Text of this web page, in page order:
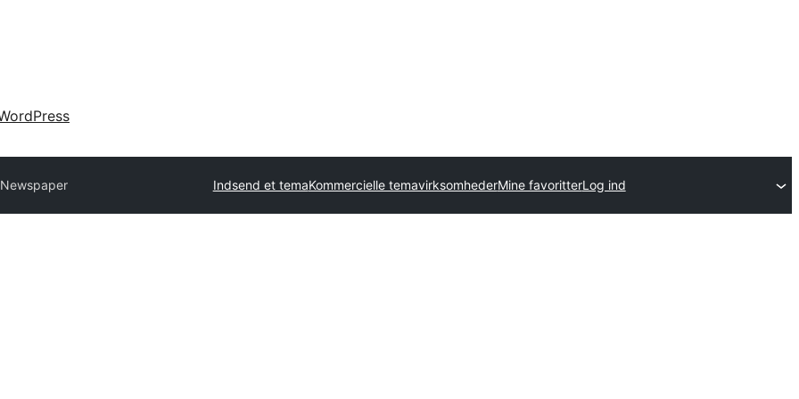
Indsend et temaKommercielle temavirksomhederMine favoritterLog ind